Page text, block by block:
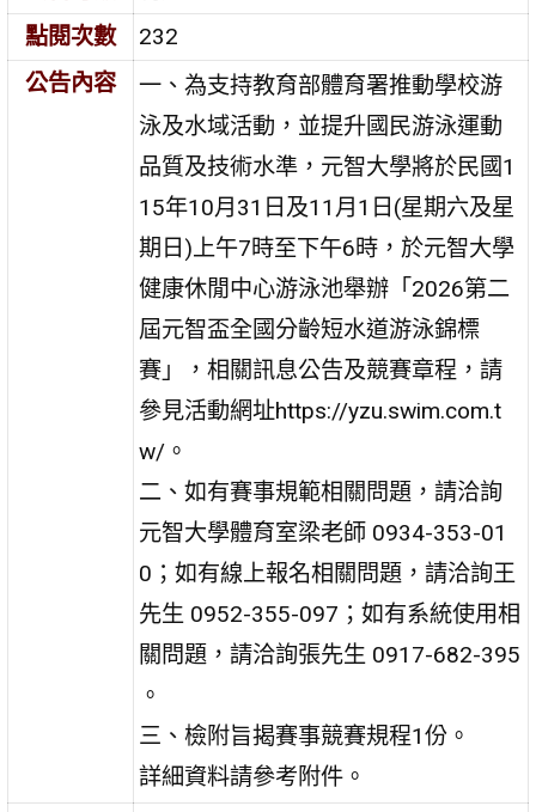
點閱次數
232
公告內容
一、為支持教育部體育署推動學校游
泳及水域活動，並提升國民游泳運動
品質及技術水準，元智大學將於民國1
15年10月31日及11月1日(星期六及星
期日)上午7時至下午6時，於元智大學
健康休閒中心游泳池舉辦「2026第二
屆元智盃全國分齡短水道游泳錦標
賽」，相關訊息公告及競賽章程，請
參見活動網址https://yzu.swim.com.t
w/。
二、如有賽事規範相關問題，請洽詢
元智大學體育室梁老師 0934-353-01
0；如有線上報名相關問題，請洽詢王
先生 0952-355-097；如有系統使用相
關問題，請洽詢張先生 0917-682-395
。
三、檢附旨揭賽事競賽規程1份。
詳細資料請參考附件。